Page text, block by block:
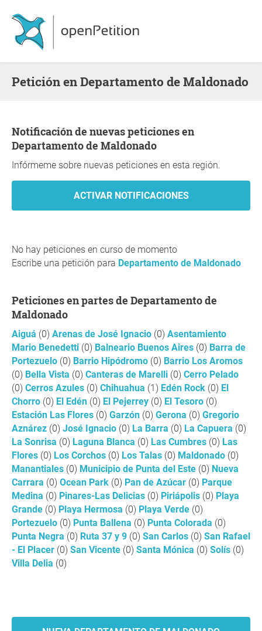
Petición en Departamento de Maldonado
Notificación de nuevas peticiones en
Departamento de Maldonado
Infórmeme sobre nuevas peticiones en esta región.
No hay peticiones en curso de momento
Escribe una petición para Departamento de Maldonado
Peticiones en partes de Departamento de
Maldonado
Aiguá (0) Arenas de José Ignacio (0) Asentamiento
Mario Benedetti (0) Balneario Buenos Aires (0) Barra de
Portezuelo (0) Barrio Hipódromo (0) Barrio Los Aromos
(0) Bella Vista (0) Canteras de Marelli (0) Cerro Pelado
(0) Cerros Azules (0) Chihuahua (1) Edén Rock (0) El
Chorro (0) El Edén (0) El Pejerrey (0) El Tesoro (0)
Estación Las Flores (0) Garzón (0) Gerona (0) Gregorio
Aznárez (0) José Ignacio (0) La Barra (0) La Capuera (0)
La Sonrisa (0) Laguna Blanca (0) Las Cumbres (0) Las
Flores (0) Los Corchos (0) Los Talas (0) Maldonado (0)
Manantiales (0) Municipio de Punta del Este (0) Nueva
Carrara (0) Ocean Park (0) Pan de Azúcar (0) Parque
Medina (0) Pinares-Las Delicias (0) Piriápolis (0) Playa
Grande (0) Playa Hermosa (0) Playa Verde (0)
Portezuelo (0) Punta Ballena (0) Punta Colorada (0)
Punta Negra (0) Ruta 37 y 9 (0) San Carlos (0) San Rafael
- El Placer (0) San Vicente (0) Santa Mónica (0) Solís (0)
Villa Delia (0)